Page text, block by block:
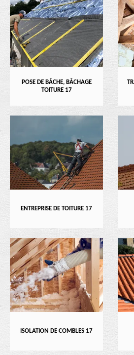
POSE DE BÂCHE, BÂCHAGE
TOITURE 17
ENTREPRISE DE TOITURE 17
ISOLATION DE COMBLES 17